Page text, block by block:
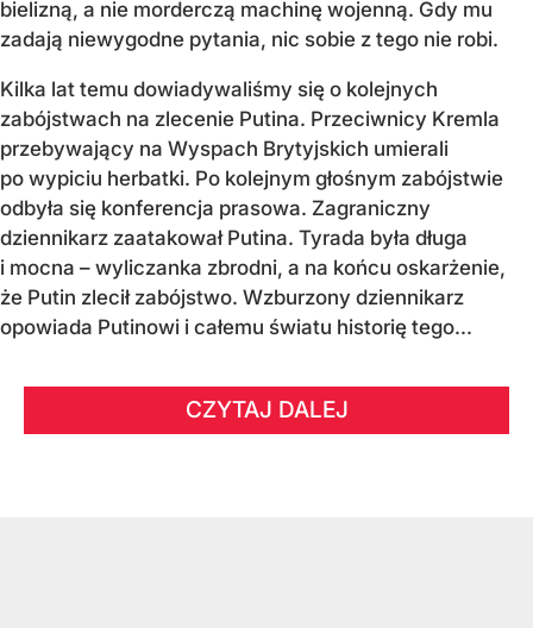
bielizną, a nie morderczą machinę wojenną. Gdy mu
zadają niewygodne pytania, nic sobie z tego nie robi.
Kilka lat temu dowiadywaliśmy się o kolejnych
zabójstwach na zlecenie Putina. Przeciwnicy Kremla
przebywający na Wyspach Brytyjskich umierali
po wypiciu herbatki. Po kolejnym głośnym zabójstwie
odbyła się konferencja prasowa. Zagraniczny
dziennikarz zaatakował Putina. Tyrada była długa
i mocna – wyliczanka zbrodni, a na końcu oskarżenie,
że Putin zlecił zabójstwo. Wzburzony dziennikarz
opowiada Putinowi i całemu światu historię tego...
CZYTAJ DALEJ